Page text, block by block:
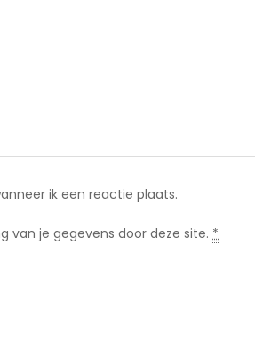
ik een reactie plaats.
van je gegevens door deze site. *